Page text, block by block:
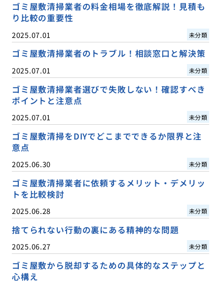
ゴミ屋敷清掃業者の料金相場を徹底解説！見積も
り比較の重要性
2025.07.01 未分類
ゴミ屋敷清掃業者のトラブル！相談窓口と解決策
2025.07.01 未分類
ゴミ屋敷清掃業者選びで失敗しない！確認すべき
ポイントと注意点
2025.07.01 未分類
ゴミ屋敷清掃をDIYでどこまでできるか限界と注
意点
2025.06.30 未分類
ゴミ屋敷清掃業者に依頼するメリット・デメリッ
トを比較検討
2025.06.28 未分類
捨てられない行動の裏にある精神的な問題
2025.06.27 未分類
ゴミ屋敷から脱却するための具体的なステップと
心構え